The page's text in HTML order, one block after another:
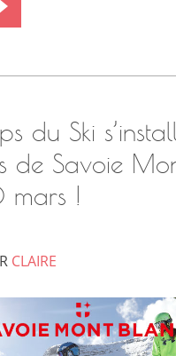
du Ski
de Savoie
mars !
CLAIRE